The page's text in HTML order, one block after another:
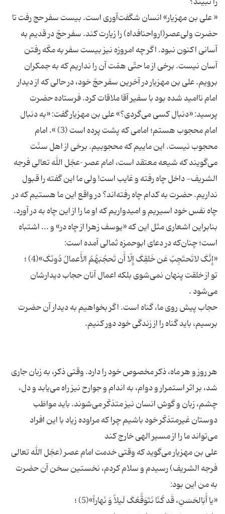
« علی بن مهزیار» انسان شگفت‌آوری است. بیست سفر حج رفت تا
حضرت ولی‌عصر(ارواحنافداه) را زیارت کند. سفر حجّ در قدیم به
آسانی اکنون نبود. اگر چه امروزه نیز بیست سفر به مکّه رفتن
آسان نیست. برخی از ما حتّی همّت آن را نداریم که به جمکران
برویم. علی بن مهزیار در آخرین سفر حجّ خود، در حالی که از دیدار
امام ناامید شده بود با سفیر آقا ملاقات کرد. فرستاده حضرت
پرسید: «دنبال کسی می‌گردی؟» علی بن مهزیار گفت: «به دنبال
امام محجوب هستم؛ امامی که پشت پرده است (3) ». امام
محجوب نیست. این ماییم که محجوبیم. برخی از اهل سنّت
می‌گویند که شیعه معتقد است، امام عصر –عجّل الله تعالی فرجه
الشریف- داخل چاه رفته و غایب است! ولی ما این گفته را قبول
نداریم. حضرت به کدام چاه رفته‌اند؟ در واقع این ما هستیم که در
چاه نفس خود اسیریم و امیدواریم که او ما را از این چاه به در آورد.
بنابراین اشعاری مثل این که «یوسف زهرا از چاه در» و ... اشتباه
تو از خلقت پنهان نمی‌شوی بلکه اعمال آنان حجاب دیدارشان
حجاب پیش روی ما، گناه است. اگر بخواهیم به دیدار آن حضرت
هر روز و هر ماه، ذکر مخصوص خود را دارد. وقتی ذکر، به زبان جاری
شد، بر اثر استمرار و دوام، به اندام و جوارح نیز راه می‌یابد و دل،
چشم، زبان و گوش انسان نیز متذکّر می‌شوند. باید مواظب
دوستان غیرمتذکّر خود باشیم چرا که مراوده زیاد با این افراد
علی بن مهزیار می‌گوید که وقتی خدمت امام عصر (عجّل الله تعالی
فرجه الشریف) رسیدم و سلام کردم، نخستین سخن آن حضرت